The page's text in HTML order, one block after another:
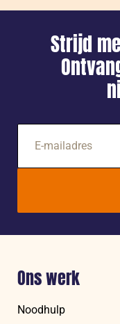
van
één
Strijd
mailadres
Ons werk
Noodhulp